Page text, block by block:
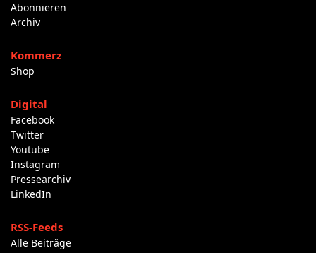
Abonnieren
Archiv
Kommerz
Shop
Digital
Facebook
Twitter
Youtube
Instagram
Pressearchiv
LinkedIn
RSS-Feeds
Alle Beiträge